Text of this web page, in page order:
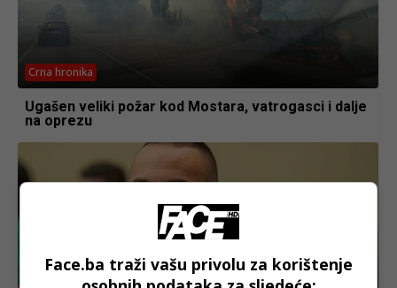
Crna hronika
Ugašen veliki požar kod Mostara, vatrogasci i dalje
na oprezu
Face.ba traži vašu privolu za korištenje